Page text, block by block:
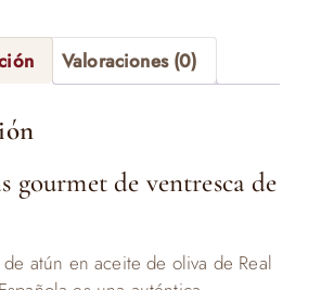
Valoraciones (0)
gourmet de ventresca de
de atún en aceite de oliva de Real